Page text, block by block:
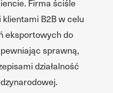
Firma ściśle
B2B w celu
eksportowych do
sprawną,
działalność